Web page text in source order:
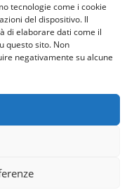
tecnologie come i cookie
del dispositivo. Il
di elaborare dati come il
questo sito. Non
negativamente su alcune
Griante